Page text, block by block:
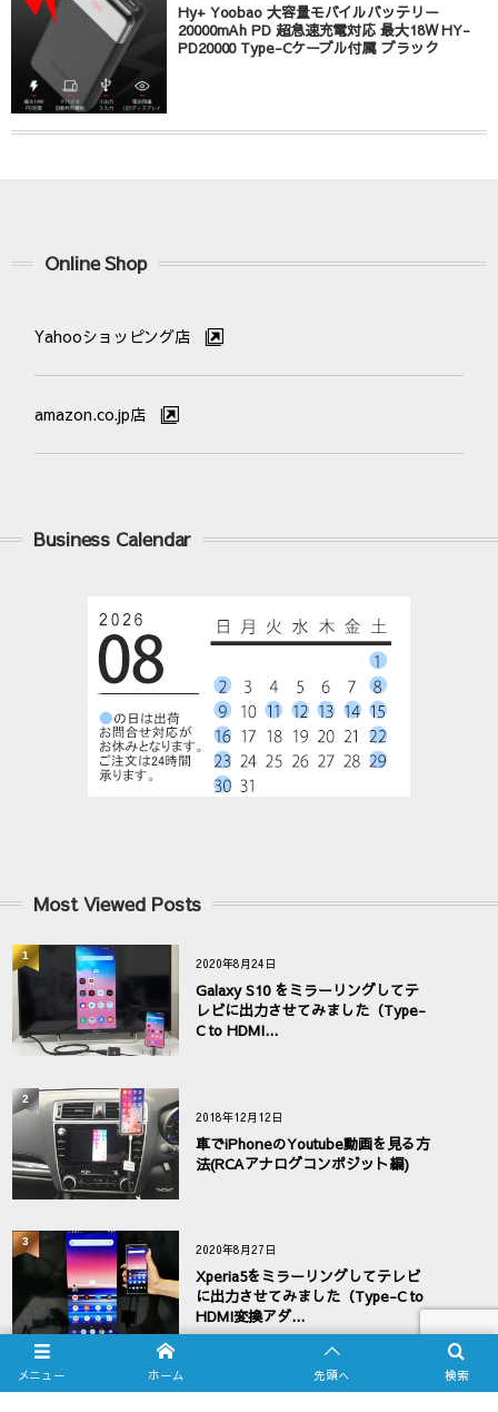
Hy+ Yoobao 大容量モバイルバッテリー
20000mAh PD 超急速充電対応 最大18W HY-
PD20000 Type-Cケーブル付属 ブラック
Online Shop
Yahooショッピング店
amazon.co.jp店
Business Calendar
Most Viewed Posts
2020年8月24日
Galaxy S10 をミラーリングしてテ
レビに出力させてみました（Type-
C to HDMI...
1
2018年12月12日
車でiPhoneのYoutube動画を見る方
法(RCAアナログコンポジット編)
2
2020年8月27日
Xperia5をミラーリングしてテレビ
に出力させてみました（Type-C to
HDMI変換アダ...
3
メニュー 検索
ホーム 先頭へ